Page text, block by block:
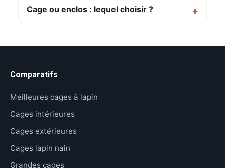
Cage ou enclos : lequel choisir ?
Comparatifs
Meilleures cages à lapin
Cages intérieures
Cages extérieures
Cages lapin nain
Grandes cages